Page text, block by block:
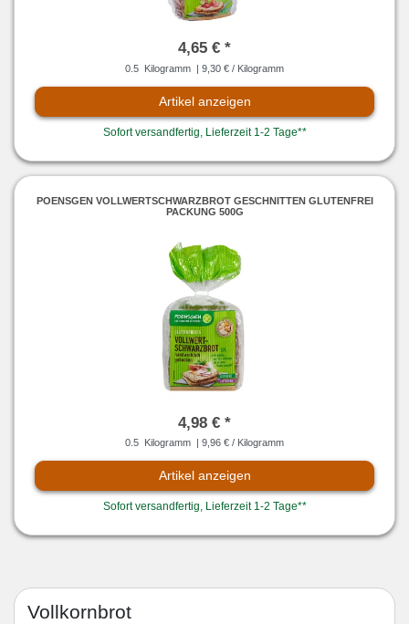
4,65 € *
0.5 Kilogramm | 9,30 € / Kilogramm
Artikel anzeigen
Sofort versandfertig, Lieferzeit 1-2 Tage**
POENSGEN VOLLWERTSCHWARZBROT GESCHNITTEN GLUTENFREI
PACKUNG 500G
4,98 € *
0.5 Kilogramm | 9,96 € / Kilogramm
Artikel anzeigen
Sofort versandfertig, Lieferzeit 1-2 Tage**
Vollkornbrot